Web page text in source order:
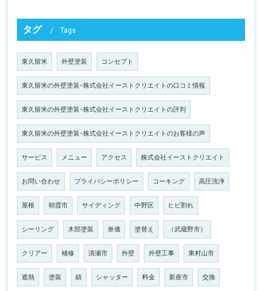
タグ Tags
東久留米 外壁塗装 コンセプト
東久留米の外壁塗装･株式会社イーストクリエイトの口コミ情報
東久留米の外壁塗装･株式会社イーストクリエイトの評判
東久留米の外壁塗装･株式会社イーストクリエイトのお客様の声
サービス メニュー アクセス 株式会社イーストクリエイト
お問い合わせ プライバシーポリシー コーキング 高圧洗浄
屋根 朝霞市 サイディング 中野区 ヒビ割れ
シーリング 木部塗装 単価 塗替え （武蔵野市）
クリアー 補修 清瀬市 外壁 外壁工事 東村山市
遮熱 塗装 錆 シャッター 料金 新座市 交換